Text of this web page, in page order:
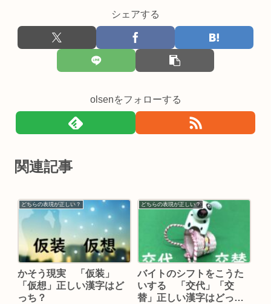
シェアする
olsenをフォローする
関連記事
どちらの表現が正しい？
かそう現実 「仮装」
「仮想」正しい漢字はど
っち？
どちらの表現が正しい？
バイトのシフトをこうた
いする 「交代」「交
替」正しい漢字はどっ